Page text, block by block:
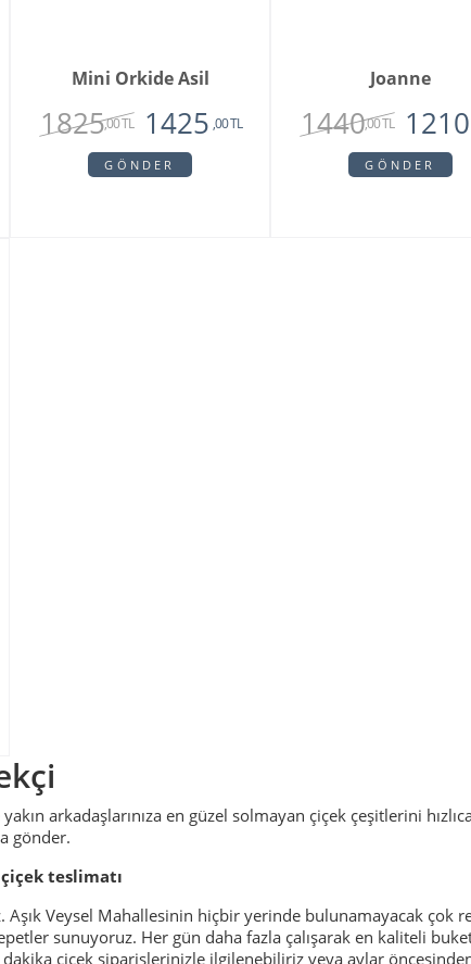
Mini Orkide Asil
1825,00 TL 1425 ,00 TL
GÖNDER
Joanne
1440,00 TL 1210
GÖNDER
arkadaşlarınıza en güzel solmayan çiçek çeşitlerini
gönder.
teslimatı
Aşık Veysel Mahallesinin hiçbir yerinde bulunamayacak çok
sunuyoruz. Her gün daha fazla çalışarak en kaliteli
dakika çiçek siparişlerinizle ilgilenebiliriz veya aylar